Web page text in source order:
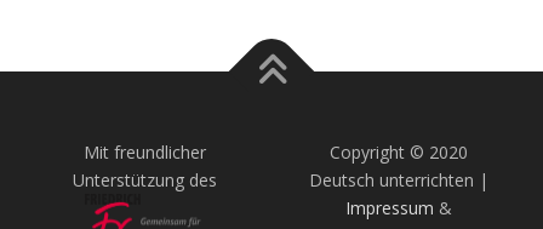
Mit freundlicher
Unterstützung des
Copyright © 2020
Deutsch unterrichten |
Impressum &